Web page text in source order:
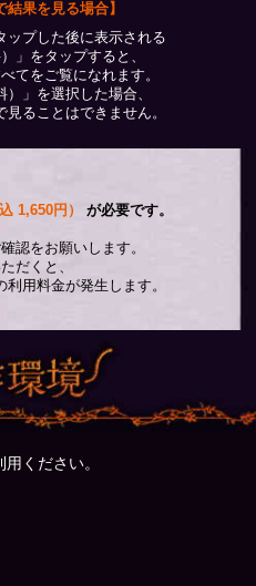
結果を見る場合】
ップした後に表示される
」をタップすると、
てをご覧になれます。
」を選択した場合、
ることはできません。
1,650円） が必要です。
認をお願いします。
だくと、
用料金が発生します。
ください。